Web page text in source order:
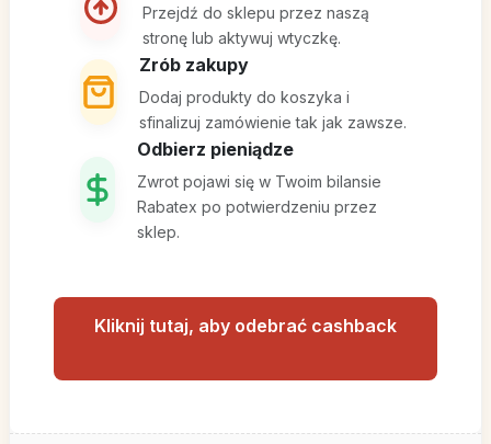
Przejdź do sklepu przez naszą
stronę lub aktywuj wtyczkę.
Zrób zakupy
Dodaj produkty do koszyka i
sfinalizuj zamówienie tak jak zawsze.
Odbierz pieniądze
Zwrot pojawi się w Twoim bilansie
Rabatex po potwierdzeniu przez
sklep.
Kliknij tutaj, aby odebrać cashback